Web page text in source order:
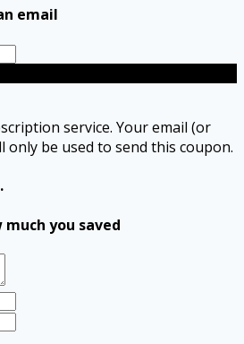
email
service. Your email (or
only be used to send this coupon.
you saved